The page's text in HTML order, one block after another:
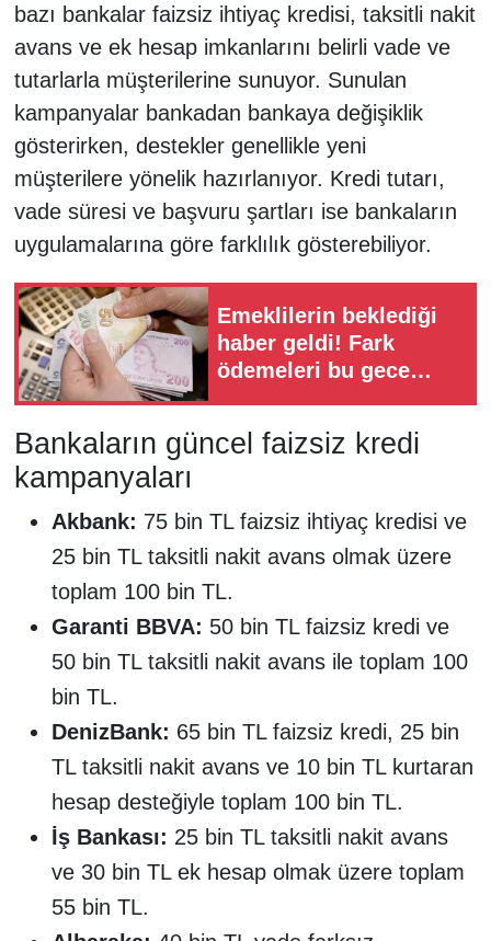
bazı bankalar faizsiz ihtiyaç kredisi, taksitli nakit
avans ve ek hesap imkanlarını belirli vade ve
tutarlarla müşterilerine sunuyor. Sunulan
kampanyalar bankadan bankaya değişiklik
gösterirken, destekler genellikle yeni
müşterilere yönelik hazırlanıyor. Kredi tutarı,
vade süresi ve başvuru şartları ise bankaların
uygulamalarına göre farklılık gösterebiliyor.
Emeklilerin beklediği
haber geldi! Fark
ödemeleri bu gece
Bankaların güncel faizsiz kredi
kampanyaları
Akbank: 75 bin TL faizsiz ihtiyaç kredisi ve
25 bin TL taksitli nakit avans olmak üzere
toplam 100 bin TL.
Garanti BBVA: 50 bin TL faizsiz kredi ve
50 bin TL taksitli nakit avans ile toplam 100
bin TL.
DenizBank: 65 bin TL faizsiz kredi, 25 bin
TL taksitli nakit avans ve 10 bin TL kurtaran
hesap desteğiyle toplam 100 bin TL.
İş Bankası: 25 bin TL taksitli nakit avans
ve 30 bin TL ek hesap olmak üzere toplam
55 bin TL.